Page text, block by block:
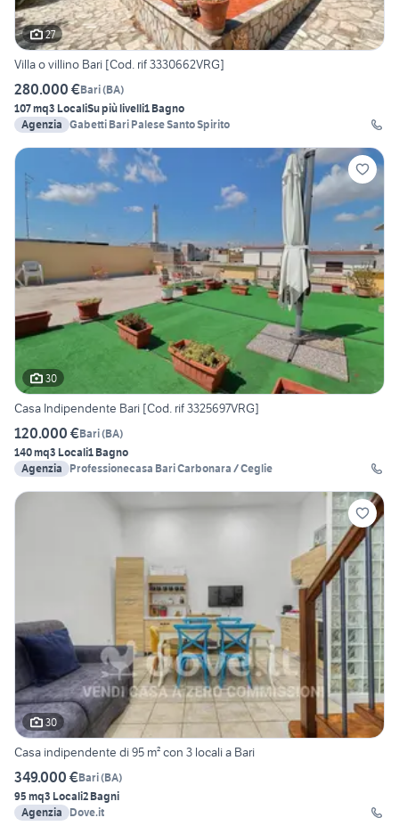
27
Villa o villino Bari [Cod. rif 3330662VRG]
280.000 €Bari(BA)
107 mq3 LocaliSu più livelli1 Bagno
Agenzia Gabetti Bari Palese Santo Spirito
30
Casa Indipendente Bari [Cod. rif 3325697VRG]
120.000 €Bari(BA)
140 mq3 Locali1 Bagno
Agenzia
Professionecasa Bari Carbonara / Ceglie
30
Casa indipendente di 95 m² con 3 locali a Bari
349.000 €Bari(BA)
95 mq3 Locali2 Bagni
Agenzia
Dove.it